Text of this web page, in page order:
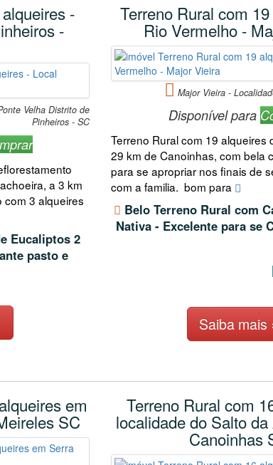
-
-
Velha Distrito de
Pinheiros - SC
a 3 km
3 alqueires
Eucaliptos 2
pasto e
Terreno Rural com
Rio Vermelho -
Major Vieira -
Disponível para
Terreno Rural com 19 alqueires
29 km de Canoinhas, com bela
para se apropriar nos finais de
com a familia. bom para
Belo Terreno Rural com
Nativa - Excelente para se
Saiba mais
em
SC
Terreno Rural com
localidade do Salto
Canoinhas